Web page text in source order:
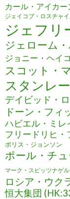
カール・アイカー
ジェイコブ・ロスチャ
ジェフリ
ジェローム
ジョニー・ヘイ
スコット・
スタンレ
デイビッド・
ドーン・フィ
ハビエル・ミレ
フリードリヒ・
ボリス・ジョンソン
ポール・チ
マーク・スピッツナゲル
ロシア・ウク
恒大集団